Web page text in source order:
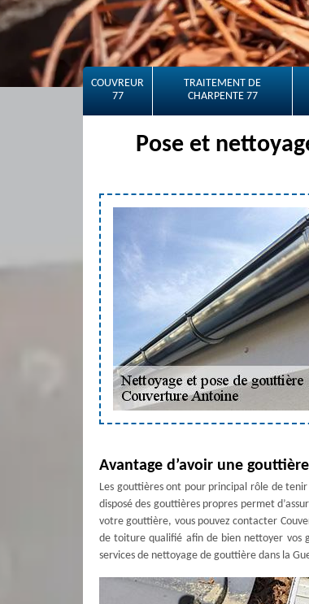
COUVREUR
77
TRAITEMENT DE
CHARPENTE 77
Pose et
Avantage d’avoir une
Les gouttières ont pour principal rôle de
disposé des gouttières propres permet
votre gouttière, vous pouvez contacter
de toiture qualifié afin de bien nettoyer vos
services de nettoyage de gouttière dans la